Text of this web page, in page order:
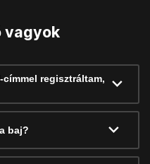
vagyok
regisztráltam,
baj?